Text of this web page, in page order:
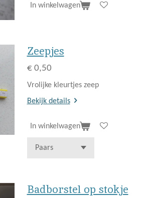
In winkelwagen
Zeepjes
€ 0,50
Vrolijke kleurtjes zeep
Bekijk details
In winkelwagen
Badborstel op stokje